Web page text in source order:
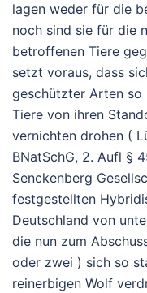
lagen weder für die
noch sind sie für die
betroffenen Tiere
setzt voraus, dass
geschützter Arten so
Tiere von ihren
vernichten drohen (
BNatSchG, 2. Aufl §
Senckenberg
festgestellten
Deutschland von
die nun zum
oder zwei ) sich so
reinerbigen Wolf